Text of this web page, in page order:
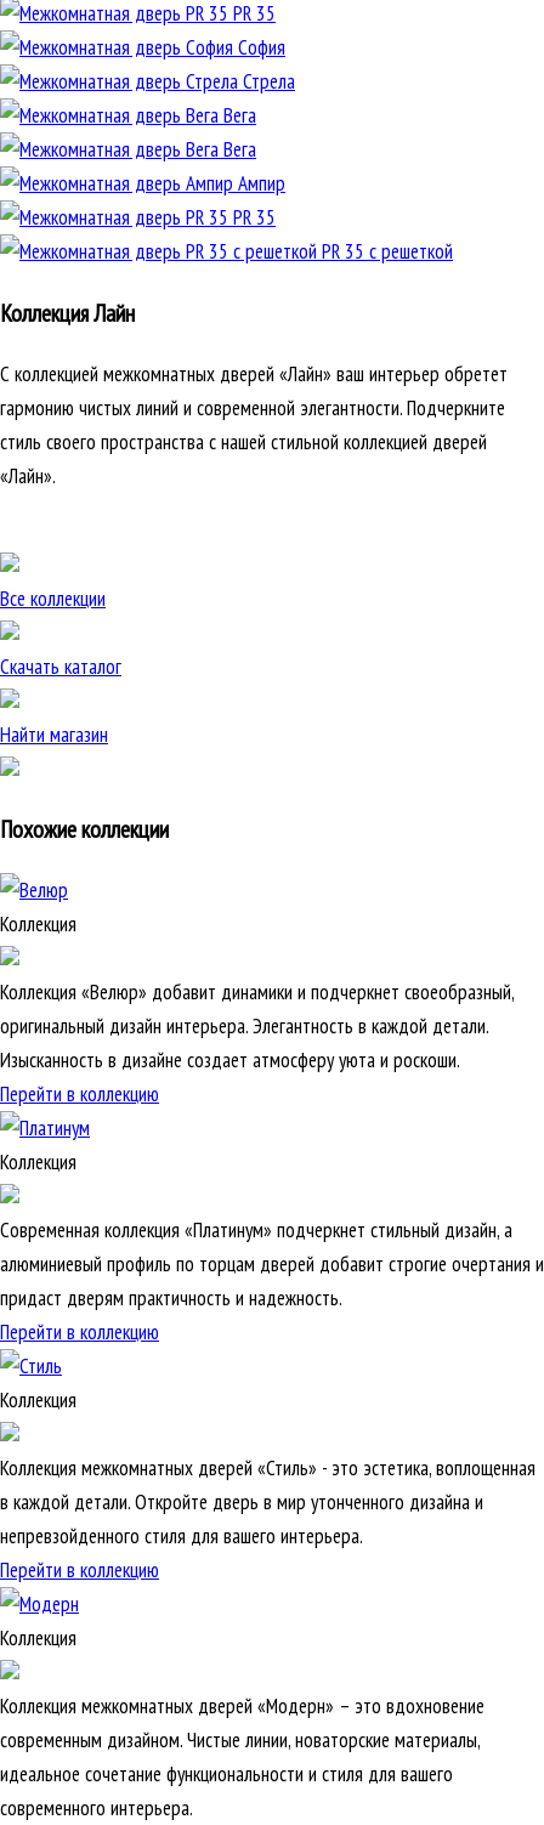
PR 35
София
Стрела
Вега
Вега
Ампир
PR 35
PR 35 с решеткой
Коллекция Лайн
С коллекцией межкомнатных дверей «Лайн» ваш интерьер обретет
гармонию чистых линий и современной элегантности. Подчеркните
стиль своего пространства с нашей стильной коллекцией дверей
«Лайн».
Все коллекции
Скачать каталог
Найти магазин
Похожие коллекции
Коллекция
Коллекция «Велюр» добавит динамики и подчеркнет своеобразный,
оригинальный дизайн интерьера. Элегантность в каждой детали.
Изысканность в дизайне создает атмосферу уюта и роскоши.
Перейти в коллекцию
Коллекция
Современная коллекция «Платинум» подчеркнет стильный дизайн, а
алюминиевый профиль по торцам дверей добавит строгие очертания и
придаст дверям практичность и надежность.
Перейти в коллекцию
Коллекция
Коллекция межкомнатных дверей «Стиль» - это эстетика, воплощенная
в каждой детали. Откройте дверь в мир утонченного дизайна и
непревзойденного стиля для вашего интерьера.
Перейти в коллекцию
Коллекция
Коллекция межкомнатных дверей «Модерн» – это вдохновение
современным дизайном. Чистые линии, новаторские материалы,
идеальное сочетание функциональности и стиля для вашего
современного интерьера.